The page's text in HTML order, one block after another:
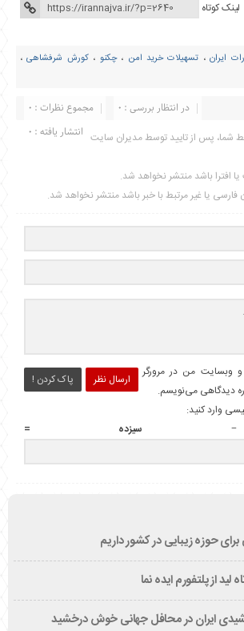
لینک کوتاه
ایران، تسهیلات خرید امن ،چکنو ،کورش شرفشاهی،
مجموع نظرات : 0
در انتظار بررسی : 0
انتشار یافته : 0 شما، پس از تایید توسط مدیران سایت
افترا باشد منتشر نخواهد شد.
فارسی یا غیر مرتبط با خبر باشد منتشر نخواهد شد.
ارسال نظر پاک کردن !
و وبسایت من در مرورگر
دیدگاهی می‌نویسم.
وارد کنید:
حوزه زیبایی در کشور داریم
لید از پلتفورم ایده نما
ایران در محافل جهانی خوش درخشید